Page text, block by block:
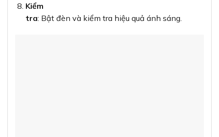
Kiểm
tra: Bật đèn và kiểm tra hiệu quả ánh sáng.